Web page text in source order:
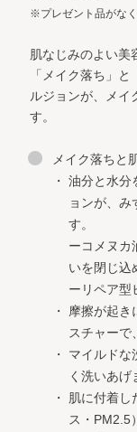
※プレゼント品がな
肌なじみのよい美
「メイク落ち」
ルジョンが、メイ
す。
メイク落ちと
油分と水分
ョンが、み
す。
ーコメヌカ
いを閉じ込
ーリペア型
摩擦が起き
スチャーで
マイルドな
く洗いあげ
肌に付着し
ス・PM2.5